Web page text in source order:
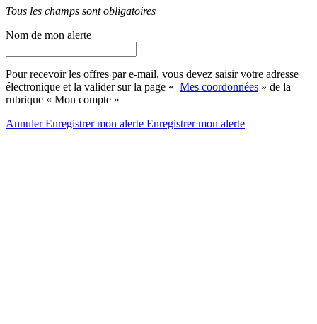
Tous les champs sont obligatoires
Nom de mon alerte
Pour recevoir les offres par e-mail, vous devez saisir votre adresse
électronique et la valider sur la page « Mes coordonnées » de la
rubrique « Mon compte »
AnnulerEnregistrer mon alerte Enregistrermon alerte